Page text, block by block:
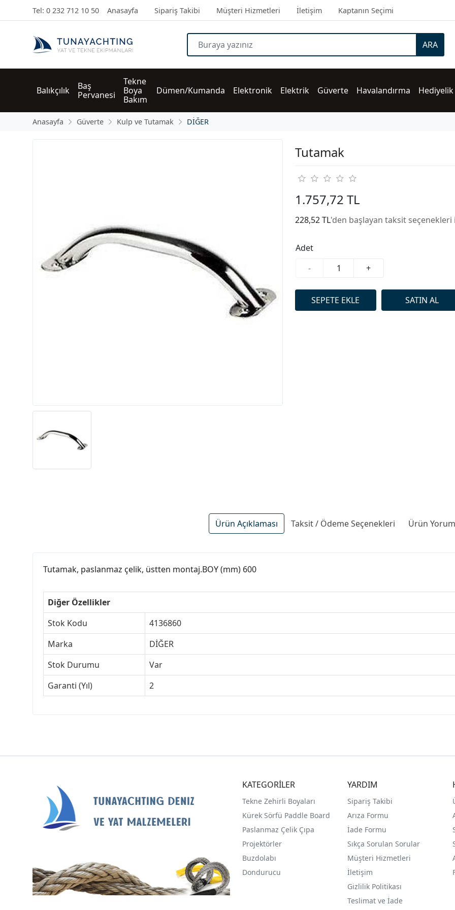
Tel: 0 232 712 10 50 Anasayfa Sipariş Takibi Müşteri Hizmetleri İletişim Kaptanın Seçimi
ARA
Balıkçılık
Baş
Pervanesi
Tekne
Boya
Bakım
Dümen/Kumanda Elektronik Elektrik Güverte Havalandırma Hediyelik
Anasayfa Güverte Kulp ve Tutamak DİĞER
Tutamak
1.757,72 TL
228,52 TL'den başlayan taksit
Adet
-
+
Ürün Açıklaması Taksit / Ödeme Seçenekleri Ürün
Tutamak, paslanmaz çelik, üstten montaj.BOY (mm) 600
Diğer Özellikler
Stok Kodu
4136860
Marka
DİĞER
Stok Durumu
Var
Garanti (Yıl)
2
KATEGORİLER
Tekne Zehirli Boyaları
Kürek Sörfü Paddle Board
Paslanmaz Çelik Çıpa
Projektörler
Buzdolabı
Dondurucu
YARDIM
Sipariş Takibi
Arıza Formu
İade Formu
Sıkça Sorulan Sorular
Müşteri Hizmetleri
İletişim
Gizlilik Politikası
Teslimat ve İade